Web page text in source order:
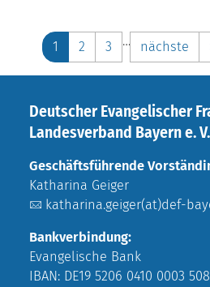
1 2 3 … nächste
Deutscher Evangelischer
Landesverband Bayern e. V.
Geschäftsführende
Katharina Geiger
katharina.geiger(at)def-
Bankverbindung:
Evangelische Bank
IBAN: DE19 5206 0410 0003